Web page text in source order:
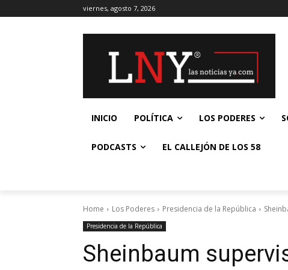
viernes, agosto 7, 2026
INICIO POLÍTICA LOS PODERES
PODCASTS EL CALLEJÓN DE LOS 58
Home Los Poderes Presidencia de la República
Presidencia de la República
Sheinbaum